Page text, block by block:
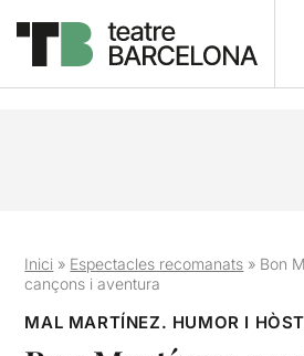
Inici » Espectacles recomanats » Bon
cançons i aventura
MAL MARTÍNEZ. HUMOR I